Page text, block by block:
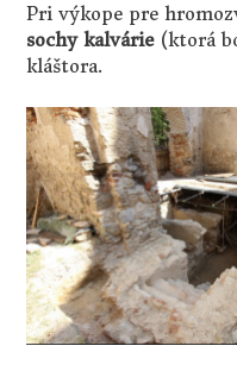
Pri výkope pre
sochy kalvárie(ktorá
kláštora.